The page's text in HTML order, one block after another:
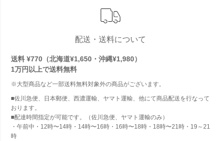
配送・送料について
送料 ¥770（北海道¥1,650・沖縄¥1,980）
1万円以上で送料無料
※大型商品など一部送料無料対象外の商品がございます。
■佐川急便、日本郵便、西濃運輸、ヤマト運輸、他にて商品配送を行なって
おります。
■配達時間指定が可能です。（佐川急便、ヤマト運輸のみ）
・午前中・12時〜14時・14時〜16時・16時〜18時・18時〜21時・19～21
時